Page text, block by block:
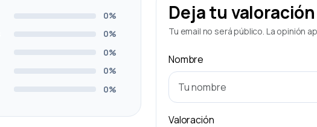
0%
0%
0%
0%
0%
Deja tu valoración
Tu email no será público. La opinión
Nombre
Valoración